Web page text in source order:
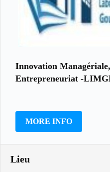
Innovation
Entrepreneuriat -
MORE INFO
Lieu